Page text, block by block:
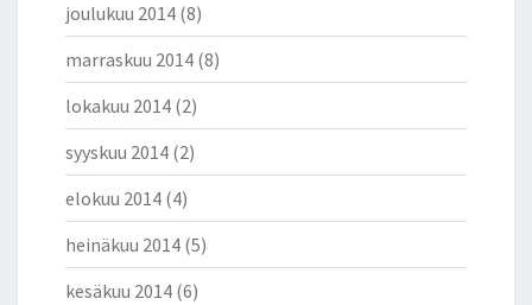
joulukuu 2014 (8)
marraskuu 2014 (8)
lokakuu 2014 (2)
syyskuu 2014 (2)
elokuu 2014 (4)
heinäkuu 2014 (5)
kesäkuu 2014 (6)